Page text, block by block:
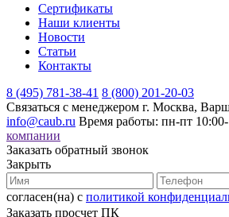
Сертификаты
Наши клиенты
Новости
Статьи
Контакты
8 (495) 781-38-41 8 (800) 201-20-03
Связаться с менеджером г. Москва,
info@caub.ru Время работы: пн-пт
компании
Заказать обратный звонок
Закрыть
согласен(на) с политикой
Заказать просчет ПК